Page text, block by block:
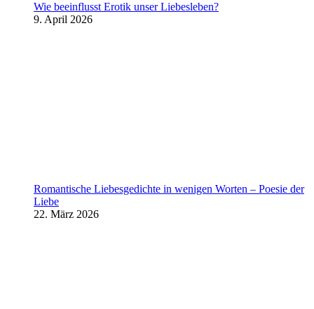
Wie beeinflusst Erotik unser Liebesleben?
9. April 2026
Romantische Liebesgedichte in wenigen Worten – Poesie der
Liebe
22. März 2026